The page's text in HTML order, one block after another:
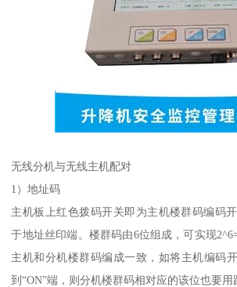
无线分机与无线主机配对
1）地址码
主机板上红色拨码开关即为主机楼群码编码
于地址丝印端。楼群码由6位组成，可实现
主机和分机楼群码编成一致，如将主机编码
到“ON”端，则分机楼群码相对应的该位也要用